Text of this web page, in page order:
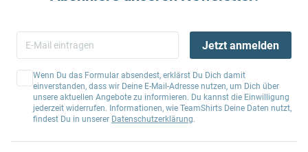
Jetzt anmelden
Wenn Du das Formular absendest, erklärst Du Dich damit
einverstanden, dass wir Deine E-Mail-Adresse nutzen, um Dich über
unsere aktuellen Angebote zu informieren. Du kannst die Einwilligung
jederzeit widerrufen. Informationen, wie TeamShirts Deine Daten nutzt,
findest Du in unserer Datenschutzerklärung.